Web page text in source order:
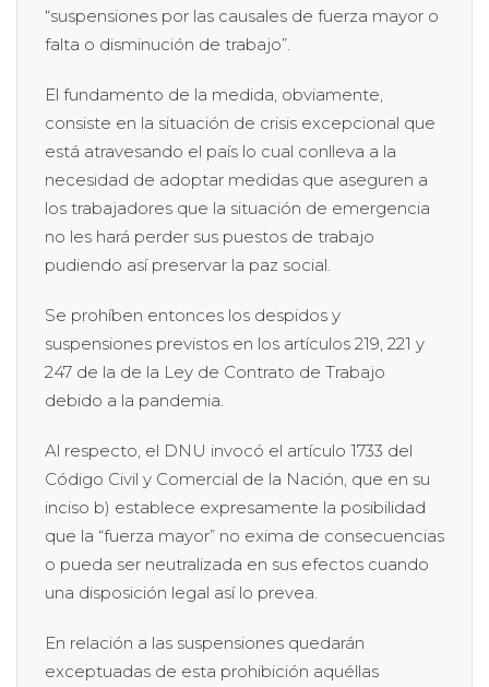
“suspensiones por las causales de fuerza mayor o
falta o disminución de trabajo”.
El fundamento de la medida, obviamente,
consiste en la situación de crisis excepcional que
está atravesando el país lo cual conlleva a la
necesidad de adoptar medidas que aseguren a
los trabajadores que la situación de emergencia
no les hará perder sus puestos de trabajo
pudiendo así preservar la paz social.
Se prohíben entonces los despidos y
suspensiones previstos en los artículos 219, 221 y
247 de la de la Ley de Contrato de Trabajo
debido a la pandemia.
Al respecto, el DNU invocó el artículo 1733 del
Código Civil y Comercial de la Nación, que en su
inciso b) establece expresamente la posibilidad
que la “fuerza mayor” no exima de consecuencias
o pueda ser neutralizada en sus efectos cuando
una disposición legal así lo prevea.
En relación a las suspensiones quedarán
exceptuadas de esta prohibición aquéllas